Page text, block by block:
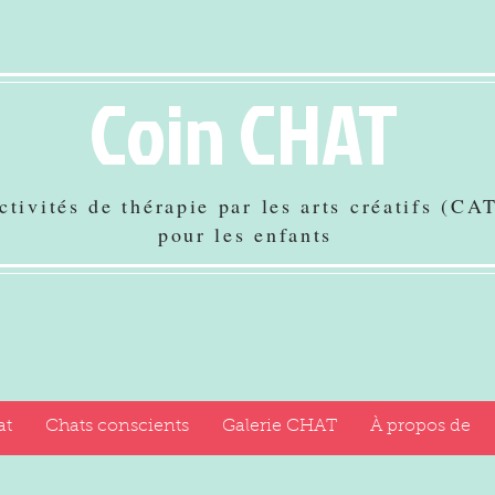
Coin CHAT
de thérapie par les arts créatifs
pour les enfants
Chats conscients Galerie CHAT À propos de